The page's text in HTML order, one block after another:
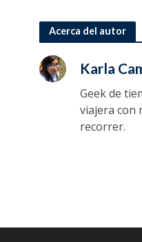
Acerca del autor
Karla
Geek de
viajera con
recorrer.